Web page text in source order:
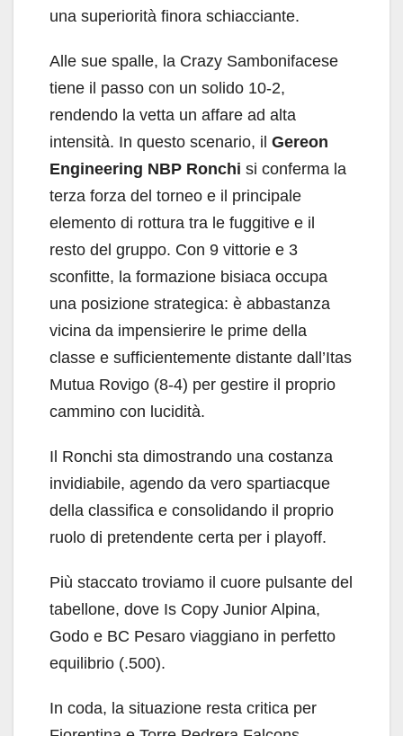
una superiorità finora schiacciante.
Alle sue spalle, la Crazy Sambonifacese
tiene il passo con un solido 10-2,
rendendo la vetta un affare ad alta
intensità. In questo scenario, il Gereon
Engineering NBP Ronchi si conferma la
terza forza del torneo e il principale
elemento di rottura tra le fuggitive e il
resto del gruppo. Con 9 vittorie e 3
sconfitte, la formazione bisiaca occupa
una posizione strategica: è abbastanza
vicina da impensierire le prime della
classe e sufficientemente distante dall’Itas
Mutua Rovigo (8-4) per gestire il proprio
cammino con lucidità.
Il Ronchi sta dimostrando una costanza
invidiabile, agendo da vero spartiacque
della classifica e consolidando il proprio
ruolo di pretendente certa per i playoff.
Più staccato troviamo il cuore pulsante del
tabellone, dove Is Copy Junior Alpina,
Godo e BC Pesaro viaggiano in perfetto
equilibrio (.500).
In coda, la situazione resta critica per